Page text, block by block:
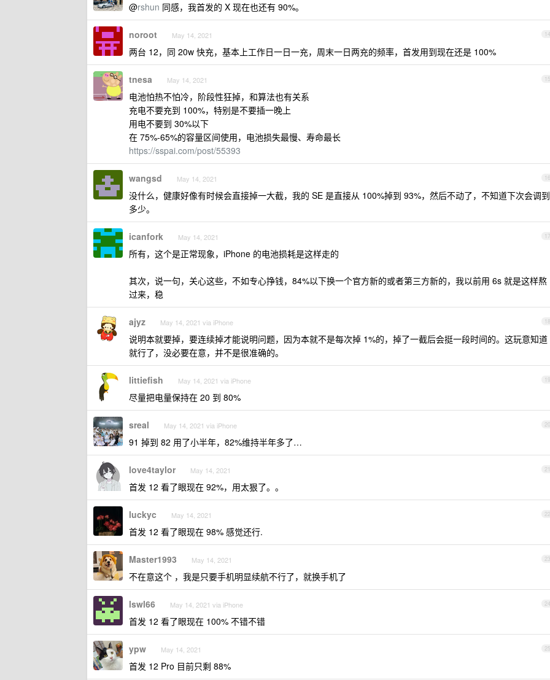
@rshun 同感，我首发的 X 现在也还有 90%。
14
noroot May 14, 2021
两台 12，同 20w 快充，基本上工作日一日一充，周末一日两充的频率，首发用到现在还是 100%
15
tnesa May 14, 2021
电池怕热不怕冷，阶段性狂掉，和算法也有关系
充电不要充到 100%，特别是不要插一晚上
用电不要到 30%以下
在 75%-65%的容量区间使用，电池损失最慢、寿命最长
https://sspai.com/post/55393
16
wangsd May 14, 2021
没什么，健康好像有时候会直接掉一大截，我的 SE 是直接从 100%掉到 93%，然后不动了，不知道下次会调到
多少。
17
icanfork May 14, 2021
所有，这个是正常现象，iPhone 的电池损耗是这样走的
其次，说一句，关心这些，不如专心挣钱，84%以下换一个官方新的或者第三方新的，我以前用 6s 就是这样熬
过来，稳
18
ajyz May 14, 2021 via iPhone
说明本就要掉，要连续掉才能说明问题，因为本就不是每次掉 1%的，掉了一截后会挺一段时间的。这玩意知道
就行了，没必要在意，并不是很准确的。
19
littiefish May 14, 2021 via iPhone
尽量把电量保持在 20 到 80%
20
sreal May 14, 2021 via iPhone
91 掉到 82 用了小半年，82%维持半年多了…
21
love4taylor May 14, 2021
首发 12 看了眼现在 92%，用太狠了。。
22
luckyc May 14, 2021
首发 12 看了眼现在 98% 感觉还行.
23
Master1993 May 14, 2021
不在意这个 ，我是只要手机明显续航不行了，就换手机了
24
lswl66 May 14, 2021 via iPhone
首发 12 看了眼现在 100% 不错不错
25
ypw May 14, 2021
首发 12 Pro 目前只剩 88%